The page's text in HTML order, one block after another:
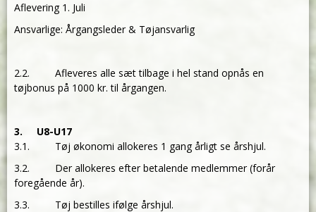
Aflevering 1. Juli
Ansvarlige: Årgangsleder & Tøjansvarlig
2.2. Afleveres alle sæt tilbage i hel stand opnås en
tøjbonus på 1000 kr. til årgangen.
3. U8-U17
3.1. Tøj økonomi allokeres 1 gang årligt se årshjul.
3.2. Der allokeres efter betalende medlemmer (forår
foregående år).
3.3. Tøj bestilles ifølge årshjul.